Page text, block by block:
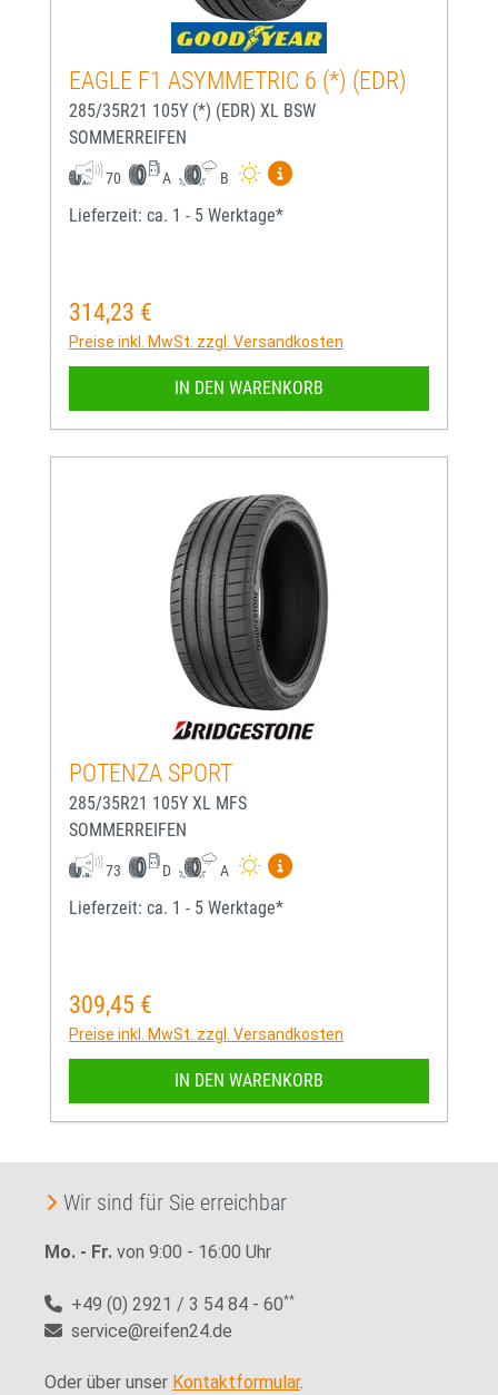
EAGLE F1 ASYMMETRIC 6 (*) (EDR)
285/35R21 105Y (*) (EDR) XL BSW
SOMMERREIFEN
70 A B
Mehr Informationen zum
Lieferzeit: ca. 1 - 5 Werktage*
Regulärer Preis:
314,23 €
Preise inkl. MwSt. zzgl. Versandkosten
IN DEN WARENKORB
POTENZA SPORT
285/35R21 105Y XL MFS
SOMMERREIFEN
73 D A
Mehr Informationen zum
Lieferzeit: ca. 1 - 5 Werktage*
Regulärer Preis:
309,45 €
Preise inkl. MwSt. zzgl. Versandkosten
IN DEN WARENKORB
Wir sind für Sie erreichbar
Mo. - Fr. von 9:00 - 16:00 Uhr
+49 (0) 2921 / 3 54 84 - 60**
service@reifen24.de
Oder über unser Kontaktformular.